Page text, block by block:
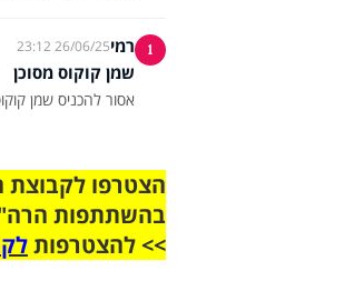
1 רמי26/06/25 23:12
שמן קוקוס מסוכן
אסור להכניס שמן
בהשתתפות
>> להצטרפות